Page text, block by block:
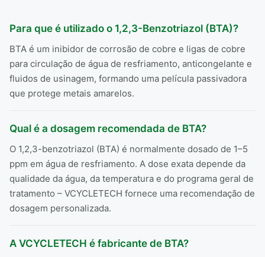
Para que é utilizado o 1,2,3-Benzotriazol (BTA)?
BTA é um inibidor de corrosão de cobre e ligas de cobre
para circulação de água de resfriamento, anticongelante e
fluidos de usinagem, formando uma película passivadora
que protege metais amarelos.
Qual é a dosagem recomendada de BTA?
O 1,2,3-benzotriazol (BTA) é normalmente dosado de 1–5
ppm em água de resfriamento. A dose exata depende da
qualidade da água, da temperatura e do programa geral de
tratamento – VCYCLETECH fornece uma recomendação de
dosagem personalizada.
A VCYCLETECH é fabricante de BTA?